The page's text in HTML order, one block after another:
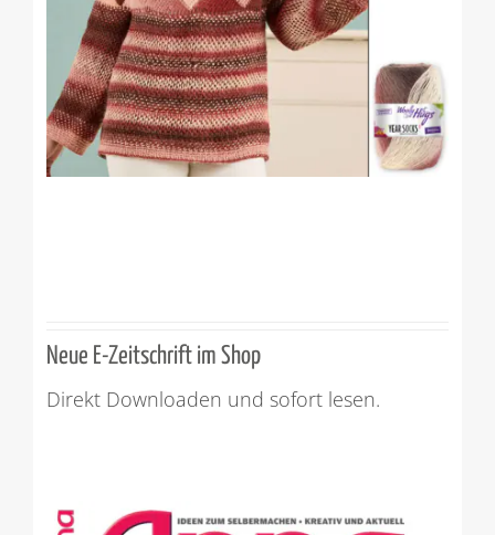
Neue E-Zeitschrift im Shop
Direkt Downloaden und sofort lesen.